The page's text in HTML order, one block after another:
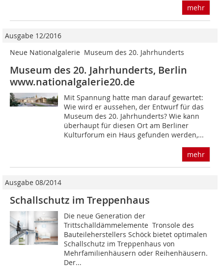
mehr
Ausgabe 12/2016
Neue Nationalgalerie  Museum des 20. Jahrhunderts
Museum des 20. Jahrhunderts, Berlin
www.nationalgalerie20.de
Mit Spannung hatte man darauf gewartet:
Wie wird er aussehen, der Entwurf für das
Museum des 20. Jahrhunderts? Wie kann
überhaupt für diesen Ort am Berliner
Kulturforum ein Haus gefunden werden,...
mehr
Ausgabe 08/2014
Schallschutz im Treppenhaus
Die neue Generation der
Trittschalldämmelemente Tronsole des
Bauteileherstellers Schöck bietet optimalen
Schallschutz im Treppenhaus von
Mehrfamilienhäusern oder Reihenhäusern.
Der...